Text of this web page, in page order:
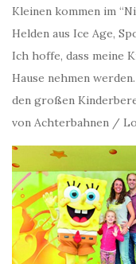
Kleinen kommen im
Helden aus Ice Age,
Ich hoffe, dass meine
Hause nehmen
den großen
von Achterbahnen /